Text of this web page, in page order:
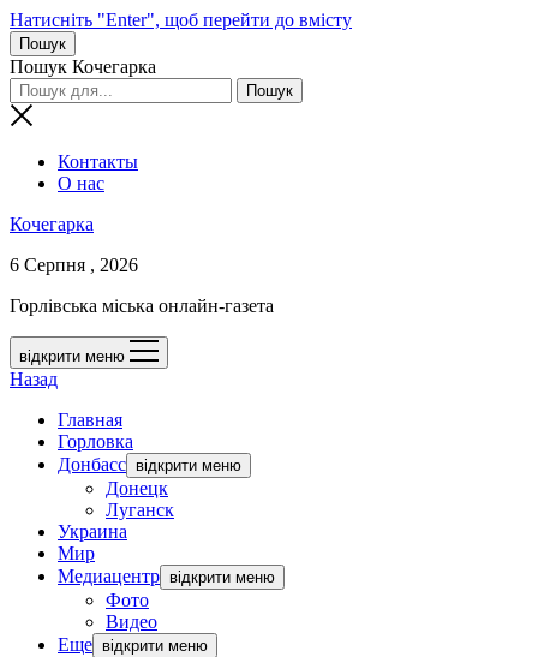
Натисніть "Enter", щоб перейти до вмісту
Пошук
Пошук Кочегарка
Контакты
О нас
Кочегарка
6 Серпня , 2026
Горлівська міська онлайн-газета
відкрити меню
Назад
Главная
Горловка
Донбасс відкрити меню
Донецк
Луганск
Украина
Мир
Медиацентр відкрити меню
Фото
Видео
Еще відкрити меню